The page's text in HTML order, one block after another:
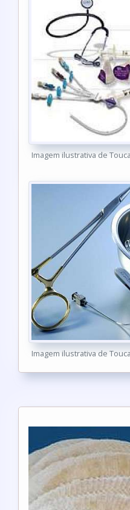
Imagem ilustrativa de
Imagem ilustrativa de